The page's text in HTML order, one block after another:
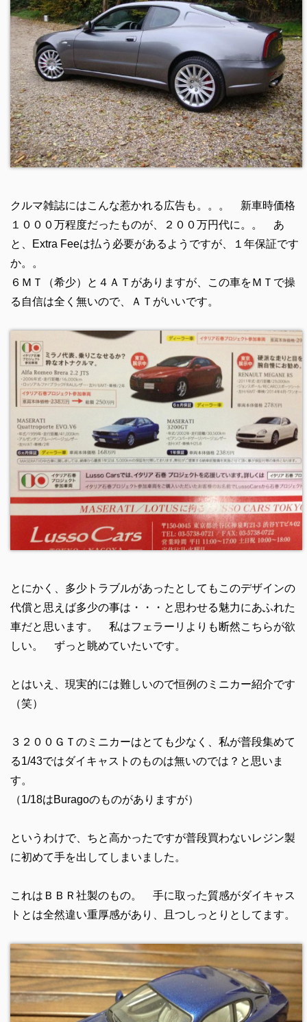
クルマ雑誌にはこんな惹かれる広告も。。。 新車時価格
１０００万程度だったものが、２００万円代に。。 あ
と、Extra Feeは払う必要があるようですが、１年保証です
か。。
６ＭＴ（希少）と４ＡＴがありますが、この車をＭＴで操
る自信は全く無いので、ＡＴがいいです。
とにかく、多少トラブルがあったとしてもこのデザインの
代償と思えば多少の事は・・・と思わせる魅力にあふれた
車だと思います。 私はフェラーリよりも断然こちらが欲
しい。 ずっと眺めていたいです。
とはいえ、現実的には難しいので恒例のミニカー紹介です
（笑）
３２００ＧＴのミニカーはとても少なく、私が普段集めて
る1/43ではダイキャストのものは無いのでは？と思いま
す。
（1/18はBuragoのものがありますが）
というわけで、ちと高かったですが普段買わないレジン製
に初めて手を出してしまいました。
これはＢＢＲ社製のもの。 手に取った質感がダイキャス
トとは全然違い重厚感があり、且つしっとりとしてます。